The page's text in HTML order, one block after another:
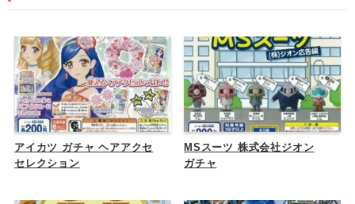
アイカツ ガチャ ヘアアクセ
セレクション
MSスーツ 株式会社ジオン
ガチャ